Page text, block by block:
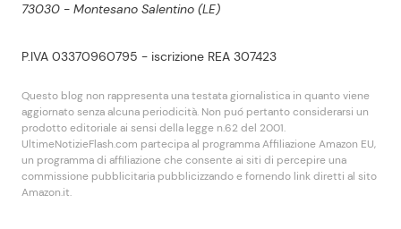
73030 - Montesano Salentino (LE)
P.IVA 03370960795 - iscrizione REA 307423
Questo blog non rappresenta una testata giornalistica in quanto viene
aggiornato senza alcuna periodicità. Non puó pertanto considerarsi un
prodotto editoriale ai sensi della legge n.62 del 2001.
UltimeNotizieFlash.com partecipa al programma Affiliazione Amazon EU,
un programma di affiliazione che consente ai siti di percepire una
commissione pubblicitaria pubblicizzando e fornendo link diretti al sito
Amazon.it.